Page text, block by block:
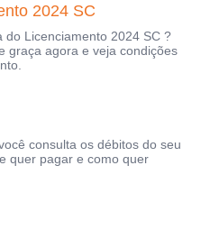
2024 SC
do Licenciamento 2024 SC ?
graça agora e veja condições
consulta os débitos do seu
quer pagar e como quer